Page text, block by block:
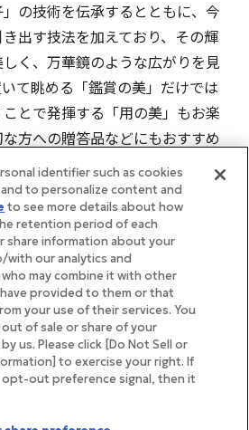
の技術を伝承するとともに、今
出す技法を加えており、その輝
く、万華鏡のような広がりを見
て眺める「鑑賞の美」だけでは
とで発揮する「用の美」もお楽
方への贈答品などにもおすすめ
identifier such as cookies
to personalize content and
to see more details about how
retention period of each
share information about your
our analytics and
may combine it with other
provided to them or that
your use of their services. You
of sale or share of your
us. Please click [Do Not Sell or
to exercise your right. If
out preference signal, then it